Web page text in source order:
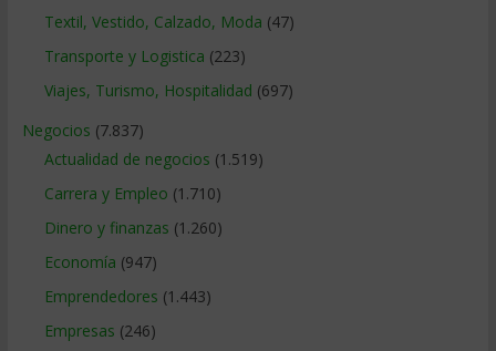
Textil, Vestido, Calzado, Moda (47)
Transporte y Logistica (223)
Viajes, Turismo, Hospitalidad (697)
Negocios (7.837)
Actualidad de negocios (1.519)
Carrera y Empleo (1.710)
Dinero y finanzas (1.260)
Economía (947)
Emprendedores (1.443)
Empresas (246)